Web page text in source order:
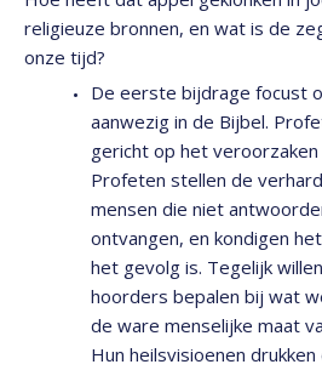
religieuze bronnen, en wat is de
onze tijd?
De eerste bijdrage focust
aanwezig in de Bijbel.
gericht op het
Profeten stellen de
mensen die niet
ontvangen, en kondigen
het gevolg is. Tegelijk
hoorders bepalen bij wat
de ware menselijke maat
Hun heilsvisioenen drukken